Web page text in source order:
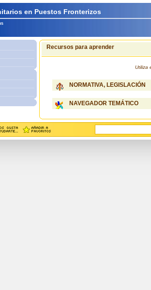
en Puestos Fronterizos
Recursos para aprender
Utiliza
NORMATIVA, LEGISLACIÓN
NAVEGADOR TEMÁTICO